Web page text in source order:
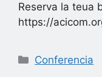
Reserva la teua
https://
Categorías
Conferencia